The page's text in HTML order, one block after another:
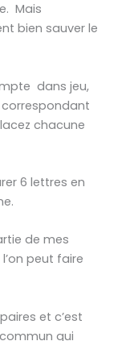
Mais
bien sauver le
dans jeu,
chacune
6 lettres en
de mes
peut faire
et c’est
qui